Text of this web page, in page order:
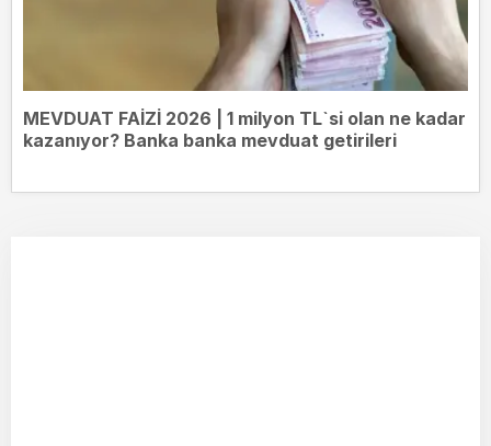
MEVDUAT FAİZİ 2026 | 1 milyon TL`si olan ne kadar
kazanıyor? Banka banka mevduat getirileri